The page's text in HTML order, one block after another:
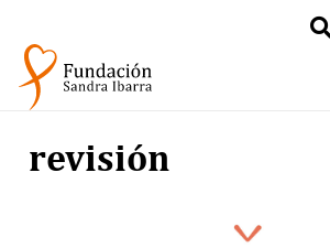
revisión